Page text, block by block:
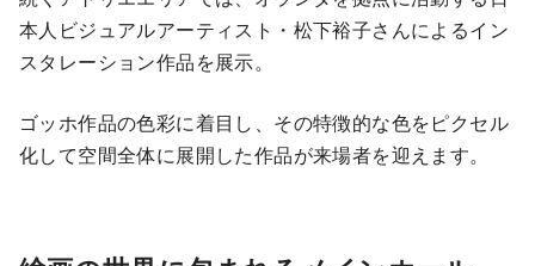
本人ビジュアルアーティスト・松下裕子さんによるイン
スタレーション作品を展示。
ゴッホ作品の色彩に着目し、その特徴的な色をピクセル
化して空間全体に展開した作品が来場者を迎えます。